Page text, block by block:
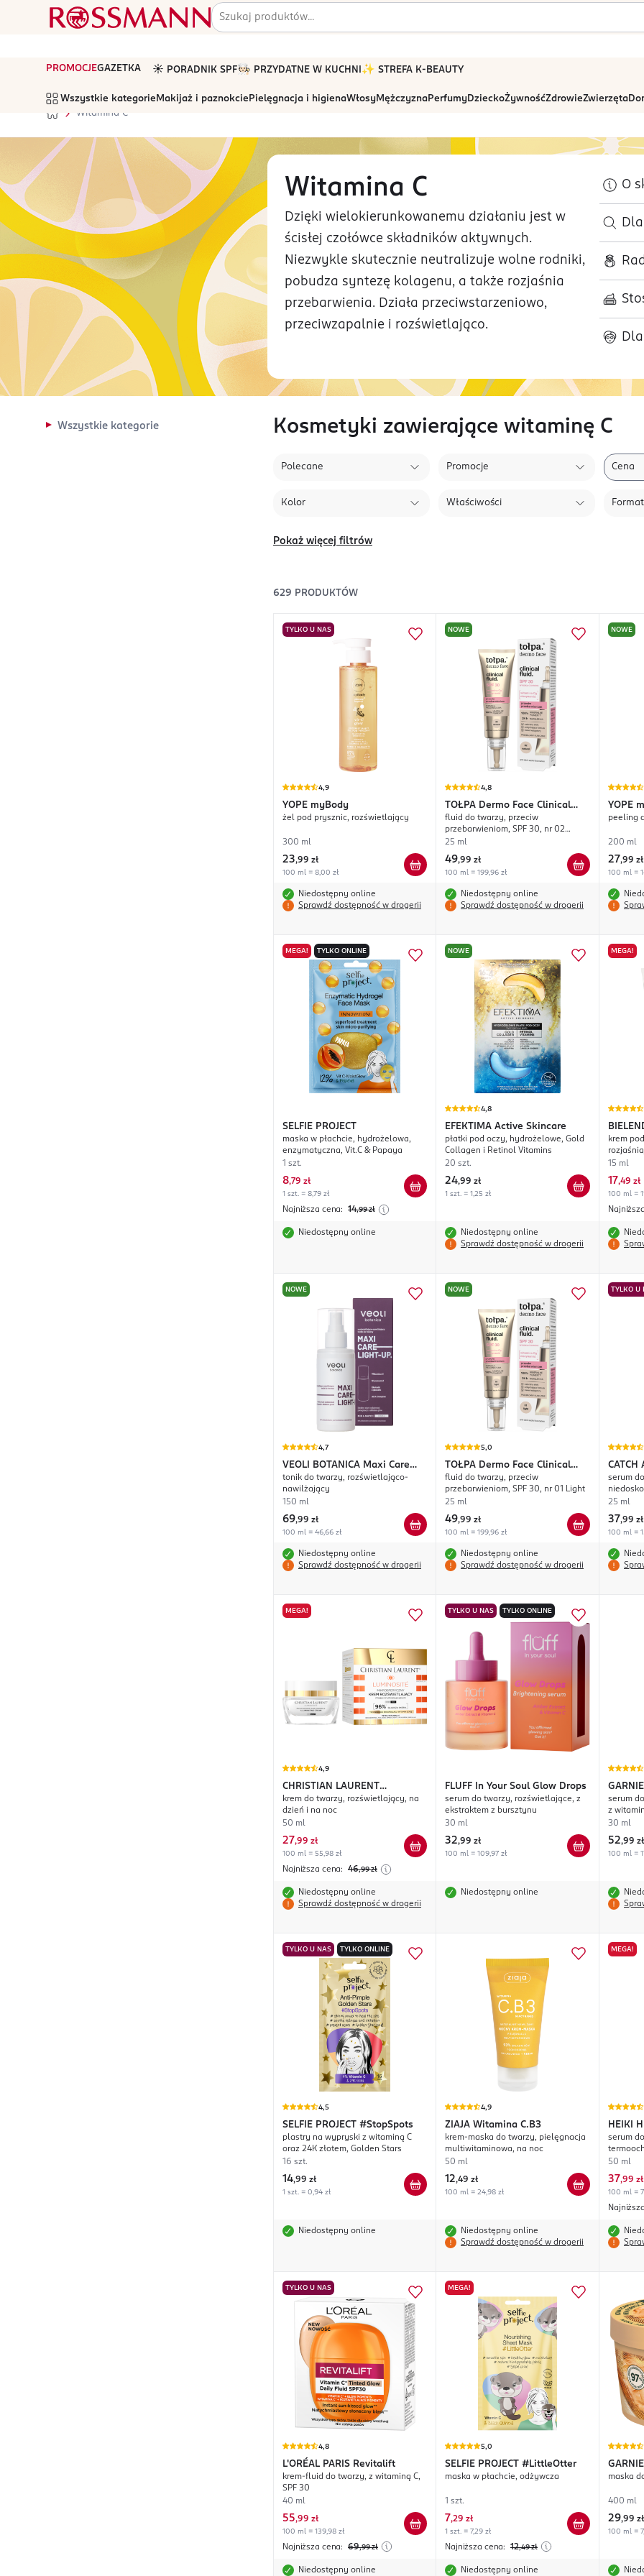
PROMOCJEGAZETKA ☀️ PORADNIK SPF🧑🏻‍🍳 PRZYDATNE W KUCHNI ✨ STREFA K-BEAUTY
Wszystkie kategorie Makijaż i paznokcie Pielęgnacja i higienaWłosyMężczyznaPerfumyDzieckoŻywnośćZdrowieZwierzęta
Witamina C
Witamina C
Dzięki wielokierunkowanemu działaniu jest w
ścisłej czołówce składników aktywnych.
Niezwykle skutecznie neutralizuje wolne rodniki,
pobudza syntezę kolagenu, a także rozjaśnia
przebarwienia. Działa przeciwstarzeniowo,
przeciwzapalnie i rozświetlająco.
O
Wszystkie kategorie Kosmetyki zawierające witaminę C
Polecane Promocje Cena
Kolor Właściwości Format
Pokaż więcej filtrów
629 PRODUKTÓW
TYLKO U NAS
4,9
YOPE myBody
żel pod prysznic, rozświetlający
300 ml
23,99 zł
100 ml = 8,00 zł
Niedostępny online
Sprawdź dostępność w drogerii
NOWE
4,8
TOŁPA Dermo Face Clinical
Fluid.
fluid do twarzy, przeciw
przebarwieniom, SPF 30, nr 02
Natural
25 ml
49,99 zł
100 ml = 199,96 zł
Niedostępny online
Sprawdź dostępność w drogerii
NOWE
YOPE
peeling
200 ml
27,99 zł
100 ml =
MEGA! TYLKO ONLINE
SELFIE PROJECT
maska w płachcie, hydrożelowa,
enzymatyczna, Vit.C & Papaya
1 szt.
8,79 zł
1 szt. = 8,79 zł
Najniższa cena: 14,99 zł
Niedostępny online
NOWE
4,8
EFEKTIMA Active Skincare
płatki pod oczy, hydrożelowe, Gold
Collagen i Retinol Vitamins
20 szt.
24,99 zł
1 szt. = 1,25 zł
Niedostępny online
Sprawdź dostępność w drogerii
MEGA!
krem
15 ml
17,49 zł
100 ml =
NOWE
4,7
VEOLI BOTANICA Maxi Care
Light-Up
tonik do twarzy, rozświetlająco-
nawilżający
150 ml
69,99 zł
100 ml = 46,66 zł
Niedostępny online
Sprawdź dostępność w drogerii
NOWE
5,0
TOŁPA Dermo Face Clinical
Fluid.
fluid do twarzy, przeciw
przebarwieniom, SPF 30, nr 01 Light
25 ml
49,99 zł
100 ml = 199,96 zł
Niedostępny online
Sprawdź dostępność w drogerii
TYLKO U
CATCH
serum
25 ml
37,99 zł
100 ml =
MEGA!
4,9
CHRISTIAN LAURENT
Luminosité
krem do twarzy, rozświetlający, na
dzień i na noc
50 ml
27,99 zł
100 ml = 55,98 zł
Najniższa cena: 46,99 zł
Niedostępny online
Sprawdź dostępność w drogerii
TYLKO U NAS TYLKO ONLINE
FLUFF In Your Soul Glow Drops
serum do twarzy, rozświetlające, z
ekstraktem z bursztynu
30 ml
32,99 zł
100 ml = 109,97 zł
Niedostępny online
Vitamin
serum
z
30 ml
52,99 zł
100 ml =
TYLKO U NAS TYLKO ONLINE
4,5
SELFIE PROJECT #StopSpots
plastry na wypryski z witaminą C
oraz 24K złotem, Golden Stars
16 szt.
14,99 zł
1 szt. = 0,94 zł
Niedostępny online
4,9
ZIAJA Witamina C.B3
krem-maska do twarzy, pielęgnacja
multiwitaminowa, na noc
50 ml
12,49 zł
100 ml = 24,98 zł
Niedostępny online
Sprawdź dostępność w drogerii
MEGA!
HEIKI
serum
50 ml
37,99 zł
100 ml =
TYLKO U NAS
4,8
L'ORÉAL PARIS Revitalift
krem-fluid do twarzy, z witaminą C,
SPF 30
40 ml
55,99 zł
100 ml = 139,98 zł
Najniższa cena: 69,99 zł
Niedostępny online
MEGA!
5,0
SELFIE PROJECT #LittleOtter
maska w płachcie, odżywcza
1 szt.
7,29 zł
1 szt. = 7,29 zł
Najniższa cena: 12,49 zł
Niedostępny online
Cocoa
maska
400 ml
29,99 zł
100 ml =